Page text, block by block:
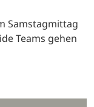
Samstagmittag
Teams gehen